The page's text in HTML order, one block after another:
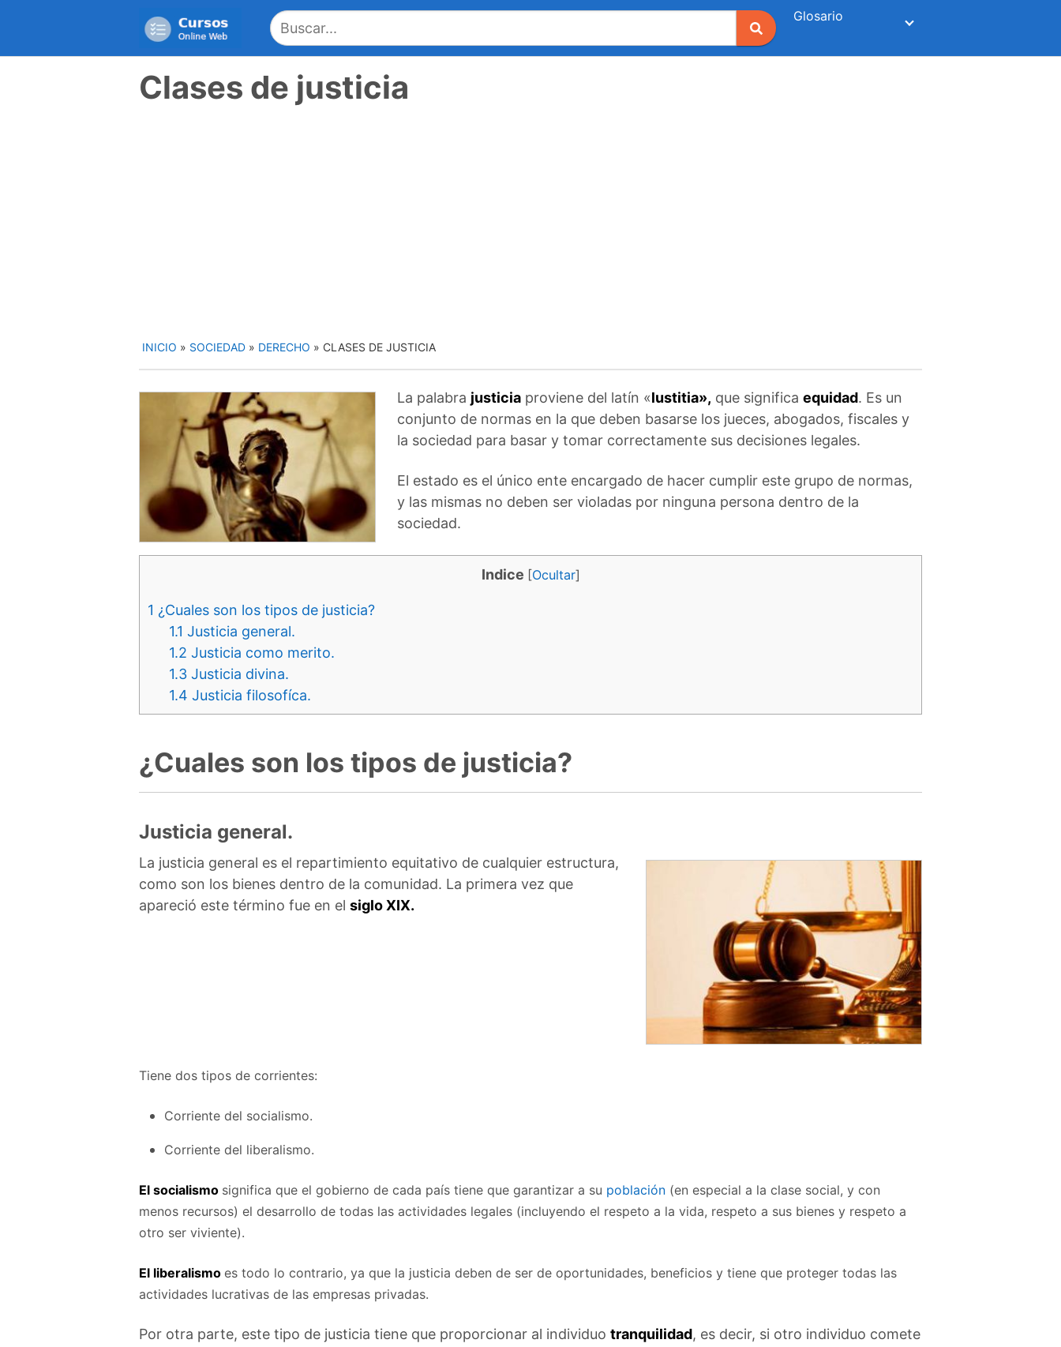
Glosario
Clases de justicia
INICIO » SOCIEDAD » DERECHO » CLASES DE JUSTICIA
La palabra justicia proviene del latín «lustitia», que significa equidad. Es un
conjunto de normas en la que deben basarse los jueces, abogados, fiscales y
la sociedad para basar y tomar correctamente sus decisiones legales.
El estado es el único ente encargado de hacer cumplir este grupo de normas,
y las mismas no deben ser violadas por ninguna persona dentro de la
sociedad.
Indice [Ocultar]
1 ¿Cuales son los tipos de justicia?
1.1 Justicia general.
1.2 Justicia como merito.
1.3 Justicia divina.
1.4 Justicia filosofíca.
¿Cuales son los tipos de justicia?
Justicia general.
La justicia general es el repartimiento equitativo de cualquier estructura,
como son los bienes dentro de la comunidad. La primera vez que
apareció este término fue en el siglo XIX.
Tiene dos tipos de corrientes:
Corriente del socialismo.
Corriente del liberalismo.
El socialismo significa que el gobierno de cada país tiene que garantizar a su población (en especial a la clase social, y con
menos recursos) el desarrollo de todas las actividades legales (incluyendo el respeto a la vida, respeto a sus bienes y respeto a
otro ser viviente).
El liberalismo es todo lo contrario, ya que la justicia deben de ser de oportunidades, beneficios y tiene que proteger todas las
actividades lucrativas de las empresas privadas.
Por otra parte, este tipo de justicia tiene que proporcionar al individuo tranquilidad, es decir, si otro individuo comete